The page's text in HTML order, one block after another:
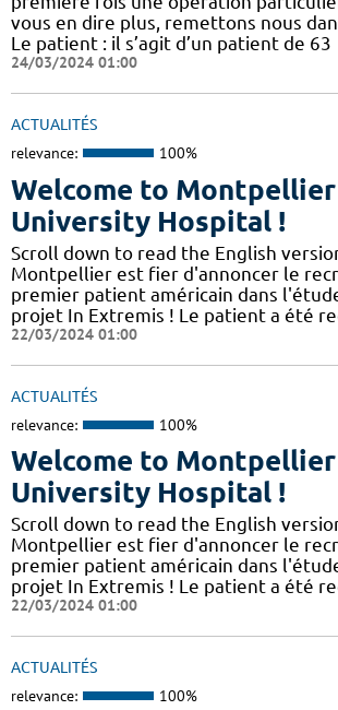
vous en dire plus, remettons nous
Le patient : il s’agit d’un patient de 63
24/03/2024 01:00
ACTUALITÉS
relevance: 100%
Welcome to Montpellier
University Hospital !
Scroll down to read the English
Montpellier est fier d'annoncer le
premier patient américain dans
projet In Extremis ! Le patient a été
22/03/2024 01:00
ACTUALITÉS
relevance: 100%
Welcome to Montpellier
University Hospital !
Scroll down to read the English
Montpellier est fier d'annoncer le
premier patient américain dans
projet In Extremis ! Le patient a été
22/03/2024 01:00
ACTUALITÉS
relevance: 100%